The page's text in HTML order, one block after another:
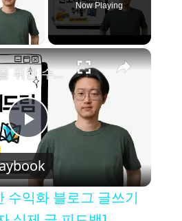
Video
Now Playing
×
P
l
블린이들을 위한 수익화 블로그 글쓰기 잘하는법 [구독자 실제 글 피드백]
수익화 블로그 글쓰기